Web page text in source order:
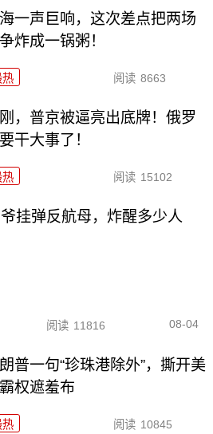
一声巨响，这次差点把两场
炸成一锅粥！
热 阅读 8663
，普京被逼亮出底牌！俄罗
干大事了！
热 阅读 15102
挂弹反航母，炸醒多少人
阅读 11816 08-04
普一句“珍珠港除外”，撕开美
权遮羞布
热 阅读 10845